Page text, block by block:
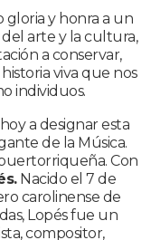
gloria y honra a un
del arte y la cultura,
a conservar,
viva que nos
individuos.
a designar esta
de la Música.
Con
Nacido el 7 de
carolinense de
Lopés fue un
compositor,